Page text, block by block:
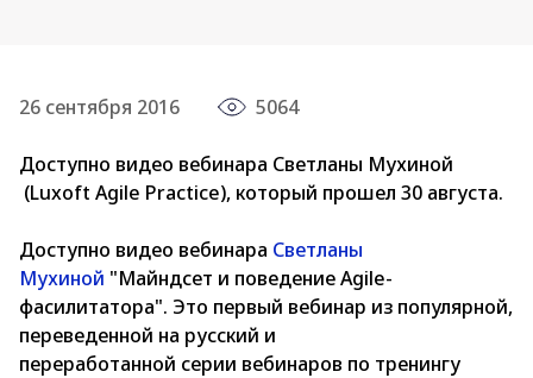
26 сентября 2016 5064
Доступно видео вебинара Светланы Мухиной
(Luxoft Agile Practice), который прошел 30 августа.
Доступно видео вебинара Светланы
Мухиной "Майндсет и поведение Agile-
фасилитатора". Это первый вебинар из популярной,
переведенной на русский и
переработанной серии вебинаров по тренингу